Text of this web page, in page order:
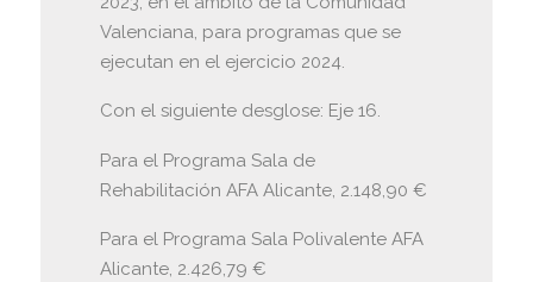
Valenciana, para programas que se
ejecutan en el ejercicio 2024.
Con el siguiente desglose: Eje 16.
Para el Programa Sala de
Rehabilitación AFA Alicante, 2.148,90 €
Para el Programa Sala Polivalente AFA
Alicante, 2.426,79 €